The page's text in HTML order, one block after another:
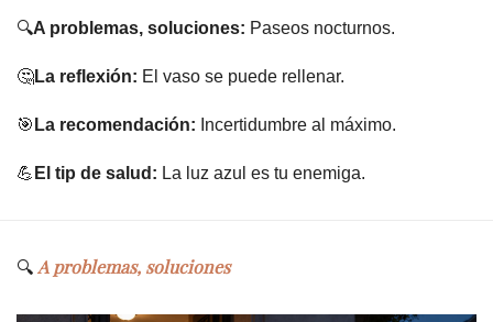
🔍A problemas, soluciones: Paseos nocturnos.
🤔La reflexión: El vaso se puede rellenar.
🎯 La recomendación: Incertidumbre al máximo.
💪 El tip de salud: La luz azul es tu enemiga.
🔍 A problemas, soluciones